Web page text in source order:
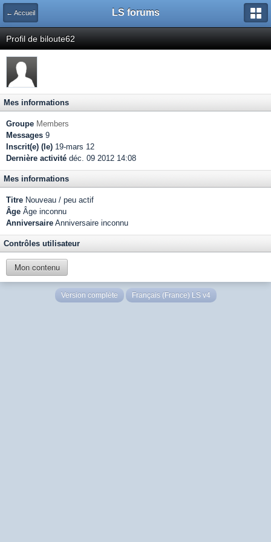
← Accueil LS forums
Profil de biloute62
Mes informations
Groupe Members
Messages 9
Inscrit(e) (le) 19-mars 12
Dernière activité déc. 09 2012 14:08
Mes informations
Titre Nouveau / peu actif
Âge Âge inconnu
Anniversaire Anniversaire inconnu
Contrôles utilisateur
Mon contenu
Version complète Français (France) LS v4